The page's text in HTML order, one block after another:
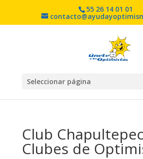
55 26 14 01 01
Seleccionar página
Club
Clubes de